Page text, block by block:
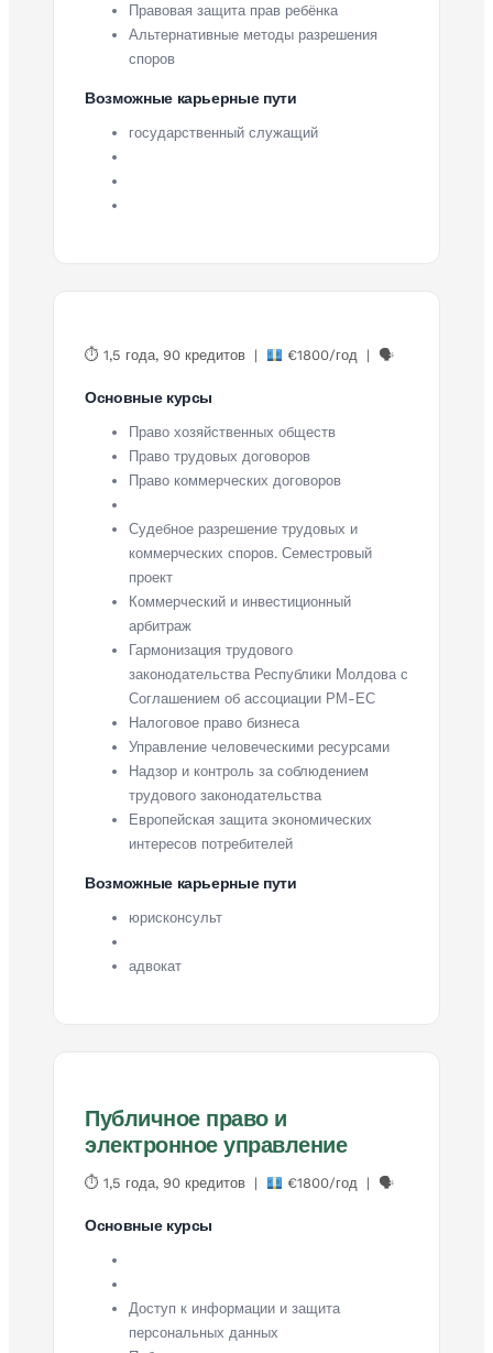
Правовая защита прав ребёнка
Альтернативные методы разрешения
споров
Возможные карьерные пути
государственный служащий
⏱ 1,5 года, 90 кредитов | €1800/год | 🗣
Основные курсы
Право хозяйственных обществ
Право трудовых договоров
Право коммерческих договоров
Судебное разрешение трудовых и
коммерческих споров. Семестровый
проект
Коммерческий и инвестиционный
арбитраж
Гармонизация трудового
законодательства Республики Молдова с
Соглашением об ассоциации РМ-ЕС
Налоговое право бизнеса
Управление человеческими ресурсами
Надзор и контроль за соблюдением
трудового законодательства
Европейская защита экономических
интересов потребителей
Возможные карьерные пути
юрисконсульт
адвокат
Публичное право и
электронное управление
⏱ 1,5 года, 90 кредитов | €1800/год | 🗣
Основные курсы
Доступ к информации и защита
персональных данных